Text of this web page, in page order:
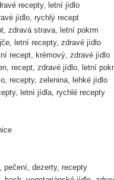
recepty, letní jídlo
jídlo, rychlý recept
zdravá strava, letní pokrm
letní recepty, zdravé jídlo
recept, krémový, zdravé jídlo
recept, zdravé jídlo, letní
recepty, zelenina, lehké jídlo
letní jídla, rychlé recepty
pečení, dezerty, recepty